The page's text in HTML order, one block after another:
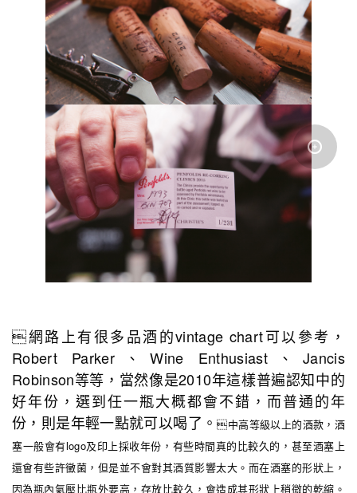
網路上有很多品酒的vintage chart可以參考，
Robert Parker、Wine Enthusiast、Jancis
Robinson等等，當然像是2010年這樣普遍認知中的
好年份，選到任一瓶大概都會不錯，而普通的年
份，則是年輕一點就可以喝了。中高等級以上的酒款，酒
塞一般會有logo及印上採收年份，有些時間真的比較久的，甚至酒塞上
還會有些許黴菌，但是並不會對其酒質影響太大。而在酒塞的形狀上，
因為瓶內氣壓比瓶外要高，存放比較久，會造成其形狀上稍微的乾縮。